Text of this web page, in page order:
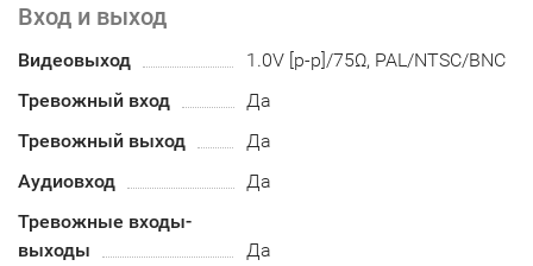
Вход и выход
Видеовыход
1.0V [p-p]/75Ω, PAL/NTSC/BNC
Тревожный вход
Да
Тревожный выход
Да
Аудиовход
Да
Тревожные входы-
выходы
Да